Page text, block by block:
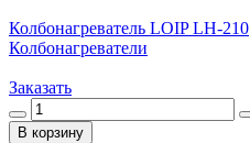
Колбонагреватель LOIP LH-210
Колбонагреватели
Заказать